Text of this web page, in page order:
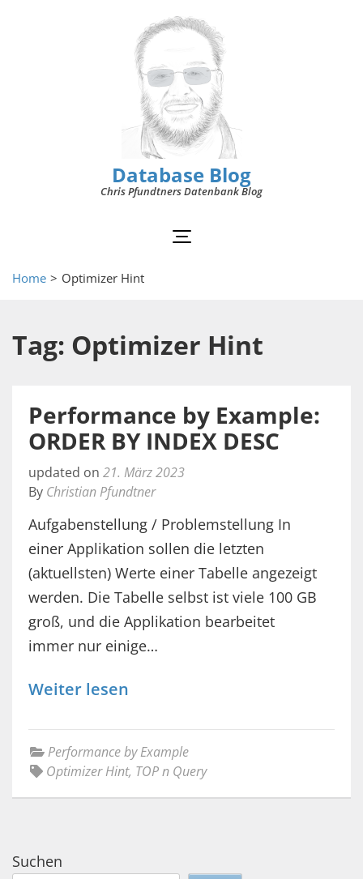
Database Blog
Chris Pfundtners Datenbank Blog
Home > Optimizer Hint
Tag: Optimizer Hint
Performance by Example:
ORDER BY INDEX DESC
updated on 21. März 2023
By Christian Pfundtner
Aufgabenstellung / Problemstellung In
einer Applikation sollen die letzten
(aktuellsten) Werte einer Tabelle angezeigt
werden. Die Tabelle selbst ist viele 100 GB
groß, und die Applikation bearbeitet
immer nur einige…
Weiter lesen
Performance by Example
Optimizer Hint, TOP n Query
Suchen